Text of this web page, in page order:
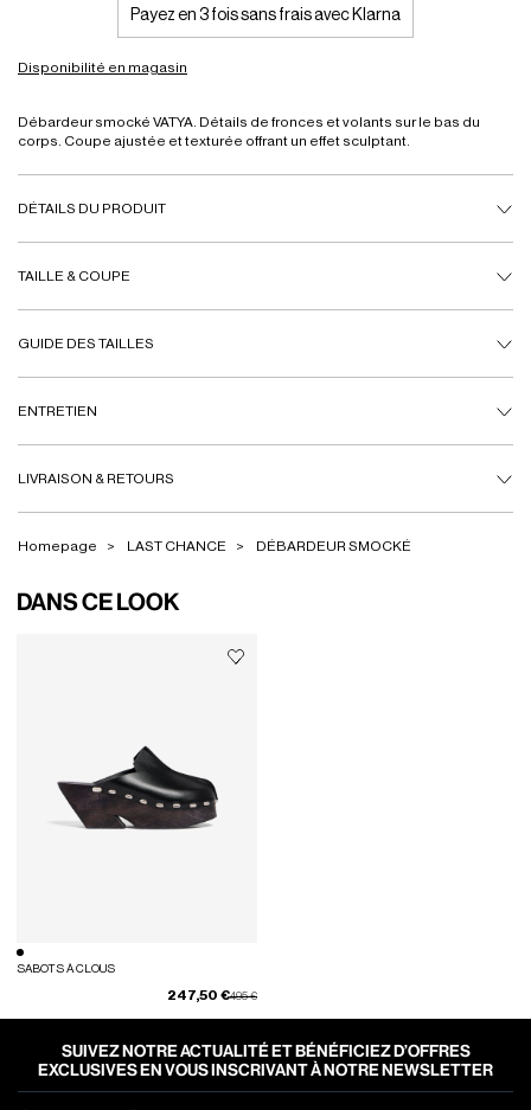
Payez en 3 fois sans frais avec Klarna
Disponibilité en magasin
Débardeur smocké VATYA. Détails de fronces et volants sur le bas du
corps. Coupe ajustée et texturée offrant un effet sculptant.
DÉTAILS DU PRODUIT
TAILLE & COUPE
GUIDE DES TAILLES
ENTRETIEN
LIVRAISON & RETOURS
Homepage LAST CHANCE DÉBARDEUR SMOCKÉ
DANS CE LOOK
SABOTS À CLOUS
Prix réduit de
495 €à
247,50 €
SUIVEZ NOTRE ACTUALITÉ ET BÉNÉFICIEZ D’OFFRES
EXCLUSIVES EN VOUS INSCRIVANT À NOTRE NEWSLETTER